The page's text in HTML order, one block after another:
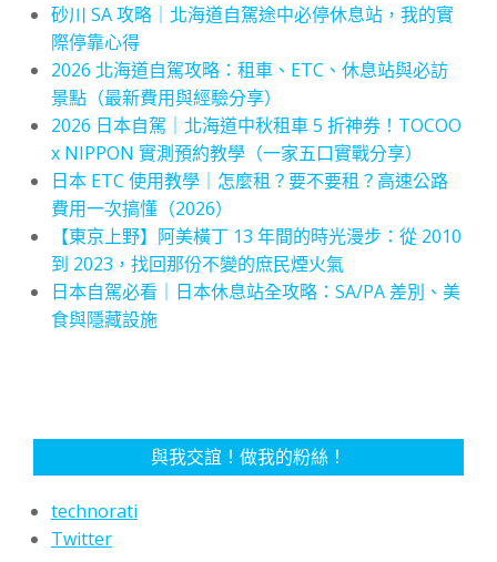
砂川 SA 攻略｜北海道自駕途中必停休息站，我的實
際停靠心得
2026 北海道自駕攻略：租車、ETC、休息站與必訪
景點（最新費用與經驗分享）
2026 日本自駕｜北海道中秋租車 5 折神券！TOCOO
x NIPPON 實測預約教學（一家五口實戰分享）
日本 ETC 使用教學｜怎麼租？要不要租？高速公路
費用一次搞懂（2026）
【東京上野】阿美橫丁 13 年間的時光漫步：從 2010
到 2023，找回那份不變的庶民煙火氣
日本自駕必看｜日本休息站全攻略：SA/PA 差別、美
食與隱藏設施
與我交誼！做我的粉絲！
technorati
Twitter